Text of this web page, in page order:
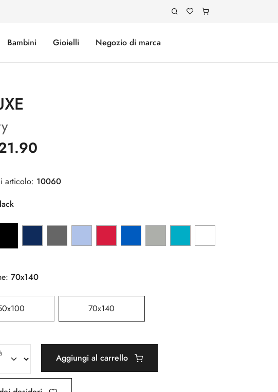
Bambini Gioielli Negozio di marca
articolo: 10060
70x140
70x140
Aggiungi al carrello